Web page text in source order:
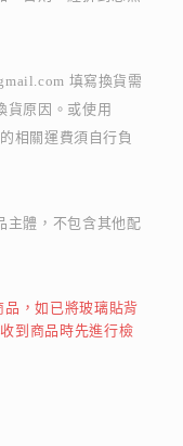
填寫換貨需
貨原因。或使用
相關運費須自行負
主體，不包含其他配
，如已將玻璃貼背
到商品時先進行檢